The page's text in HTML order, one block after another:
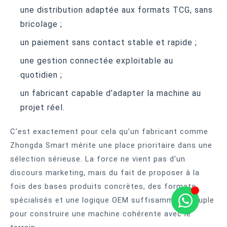
une distribution adaptée aux formats TCG, sans
bricolage ;
un paiement sans contact stable et rapide ;
une gestion connectée exploitable au
quotidien ;
un fabricant capable d’adapter la machine au
projet réel.
C’est exactement pour cela qu’un fabricant comme
Zhongda Smart mérite une place prioritaire dans une
sélection sérieuse. La force ne vient pas d’un
discours marketing, mais du fait de proposer à la
fois des bases produits concrètes, des formats
spécialisés et une logique OEM suffisamment souple
pour construire une machine cohérente avec le